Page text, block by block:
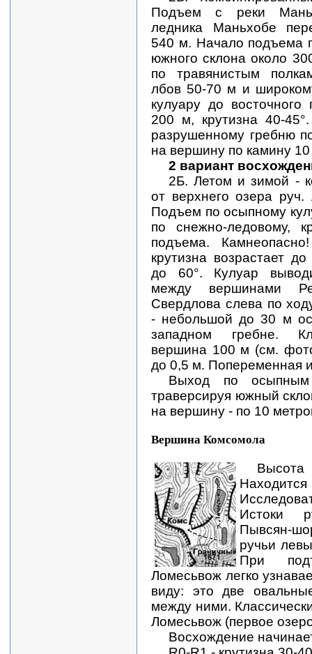
Подъем с реки
ледника Маньхобе
540 м. Начало подъема
южного склона около
по травянистым
лбов 50-70 м и
кулуару до восточного
200 м, крутизна 40-
разрушенному гребню
на вершину по камину
2 вариант
2Б. Летом и зимой -
от верхнего озера
Подъем по осыпному
по снежно-ледовому,
подъема.
крутизна возрастает
до 60°. Кулуар
между вершинами
Свердлова слева по
- небольшой до 30 м
западном гребне.
вершина 100 м (см.
до 0,5 м. Попеременная
Выход по
траверсируя южный
на вершину - по 10
Вершина Комсомола
Истоки
Пывсян-
ручьи
При
Ломесьвож легко
виду: это две
между ними.
Ломесьвож (первое
Восхождение